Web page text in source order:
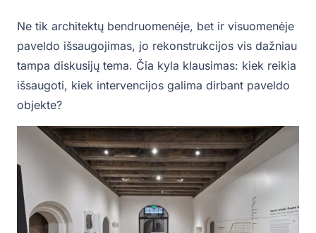
Ne tik architektų bendruomenėje, bet ir visuomenėje
paveldo išsaugojimas, jo rekonstrukcijos vis dažniau
tampa diskusijų tema. Čia kyla klausimas: kiek reikia
išsaugoti, kiek intervencijos galima dirbant paveldo
objekte?